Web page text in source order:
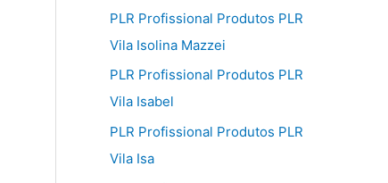
PLR Profissional Produtos PLR
Vila Isolina Mazzei
PLR Profissional Produtos PLR
Vila Isabel
PLR Profissional Produtos PLR
Vila Isa